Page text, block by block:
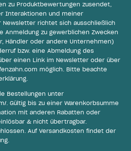
zu Produktbewertungen zusendet,
Interaktionen und meiner
Newsletter richtet sich ausschließlich
Anmeldung zu gewerblichen Zwecken
Händler oder andere Unternehmen)
bzw. eine Abmeldung des
einen Link im Newsletter oder über
möglich. Bitte beachte
Bestellungen unter
. Gültig bis zu einer Warenkorbsumme
mit anderen Rabatten oder
& nicht übertragbar.
Auf Versandkosten findet der